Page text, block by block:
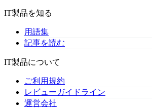
IT製品を知る
用語集
記事を読む
IT製品について
ご利用規約
レビューガイドライン
運営会社